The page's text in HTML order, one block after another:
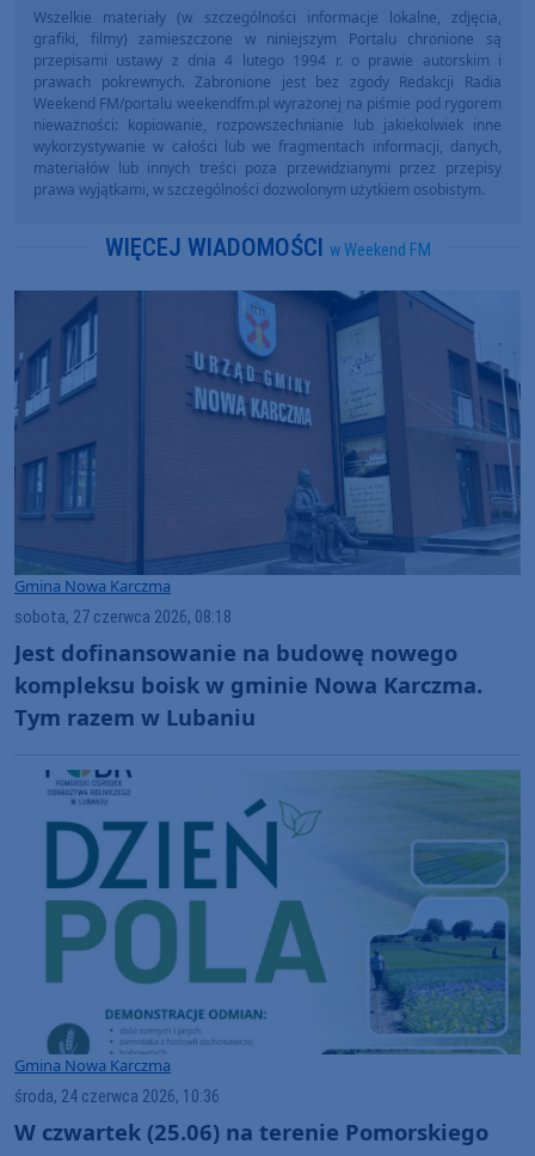
Wszelkie materiały (w szczególności informacje lokalne, zdjęcia,
grafiki, filmy) zamieszczone w niniejszym Portalu chronione są
przepisami ustawy z dnia 4 lutego 1994 r. o prawie autorskim i
prawach pokrewnych. Zabronione jest bez zgody Redakcji Radia
Weekend FM/portalu weekendfm.pl wyrażonej na piśmie pod rygorem
nieważności: kopiowanie, rozpowszechnianie lub jakiekolwiek inne
wykorzystywanie w całości lub we fragmentach informacji, danych,
materiałów lub innych treści poza przewidzianymi przez przepisy
prawa wyjątkami, w szczególności dozwolonym użytkiem osobistym.
WIĘCEJ WIADOMOŚCI w Weekend FM
Gmina Nowa Karczma
sobota, 27 czerwca 2026, 08:18
Jest dofinansowanie na budowę nowego
kompleksu boisk w gminie Nowa Karczma.
Tym razem w Lubaniu
Gmina Nowa Karczma
środa, 24 czerwca 2026, 10:36
W czwartek (25.06) na terenie Pomorskiego